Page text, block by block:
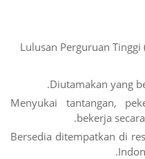
Lulusan Perguruan
Diutamakan yang
Menyukai tantangan,
bekerja
Bersedia ditempatkan di